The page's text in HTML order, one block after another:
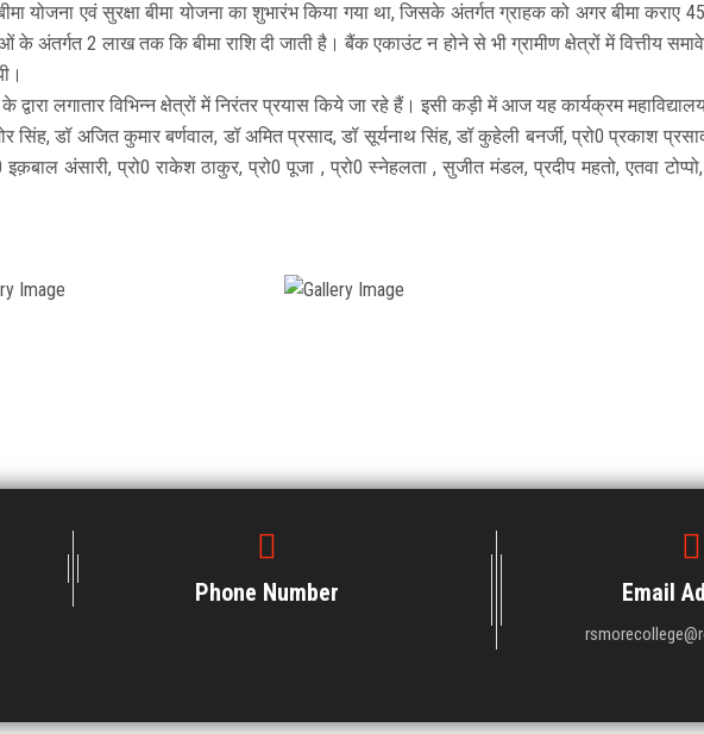
योजना एवं सुरक्षा बीमा योजना का शुभारंभ किया गया था, जिसके अंतर्गत ग्राहक को अगर बीमा कराए
2 लाख तक कि बीमा राशि दी जाती है। बैंक एकाउंट न होने से भी ग्रामीण क्षेत्रों में वित्तीय
द्वारा लगातार विभिन्न क्षेत्रों में निरंतर प्रयास किये जा रहे हैं। इसी कड़ी में आज यह कार्यक्रम
डॉ अजित कुमार बर्णवाल, डॉ अमित प्रसाद, डॉ सूर्यनाथ सिंह, डॉ कुहेली बनर्जी, प्रो0 प्रकाश
इक़बाल अंसारी, प्रो0 राकेश ठाकुर, प्रो0 पूजा , प्रो0 स्नेहलता , सुजीत मंडल, प्रदीप महतो, एतवा
Phone Number Email